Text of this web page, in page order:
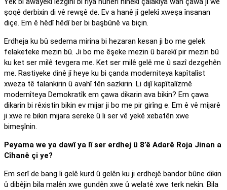
şoqê derbixin di vê rewşê de. Ev a hanê jî gelekî xweşa însanan
diçe. Em ê hêdî hêdî ber bi başbûnê va biçin.
Erdheja ku bû sedema mirina bi hezaran kesan ji bo me gelek
felaketeke mezin bû. Ji bo me êşeke mezin û barekî pir mezin bû
ku ket ser milê tevgera me. Ket ser milê gelê me û sazî dezgehên
me. Rastiyeke dinê jî heye ku bi çanda moderniteya kapîtalîst
xweza tê talankirin û avahî tên sazkirin. Li dijî kapîtalîzmê
modernîteya Demokratîk em çawa dikarin ava bikin? Em çawa
dikarin bi rêxistin bikin ev mijar ji bo me pir girîng e. Em ê vê mijarê
ji xwe re bikin mijara sereke û li ser vê yekê xebatên xwe
bimeşînin.
Peyama we ya dawî ya lî ser erdhej û 8’ê Adarê Roja Jinan a
Cîhanê çi ye?
Em serî de bang li gelê kurd û gelên ku ji erdhejê bandor bûne dikin
û dibêjin bila malên xwe gundên xwe û welatê xwe terk nekin. Bila